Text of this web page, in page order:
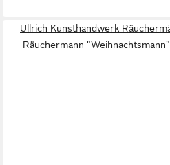
Ullrich Kunsthandwerk
Räuchermann